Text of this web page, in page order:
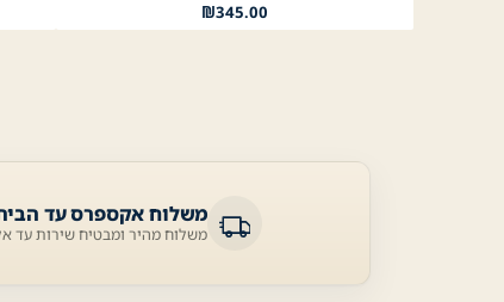
₪345.00
משלוח אקספרס עד
משלוח מהיר ומבטיח שירות עד